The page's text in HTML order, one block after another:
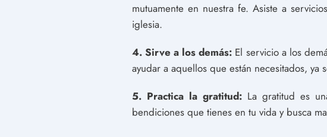
mutuamente en nuestra fe. Asiste a
iglesia.
4. Sirve a los demás: El servicio a los
ayudar a aquellos que están necesitados, ya
5. Practica la gratitud:La gratitud es
bendiciones que tienes en tu vida y busca